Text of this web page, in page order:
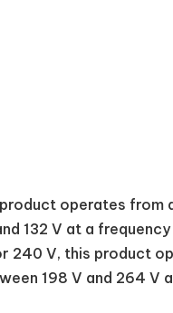
operates from
132 V at a
240 V, this product
198 V and 264 V